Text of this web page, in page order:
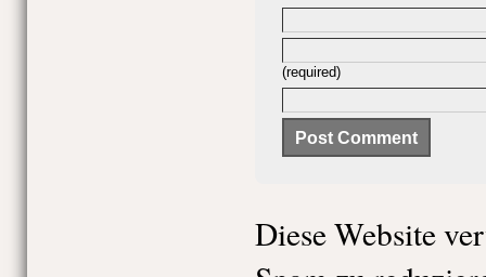
(required)
Diese Website